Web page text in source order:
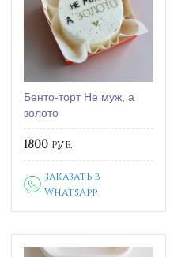
Бенто-торт Не муж, а
золото
1800 руб.
Заказать в
WhatsApp